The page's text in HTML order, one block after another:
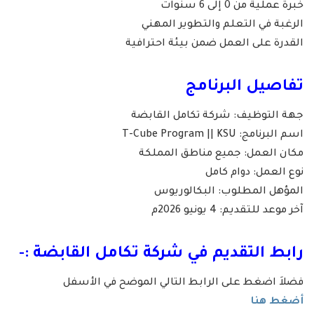
خبرة عملية من 0 إلى 6 سنوات
الرغبة في التعلم والتطوير المهني
القدرة على العمل ضمن بيئة احترافية
تفاصيل البرنامج
جهة التوظيف: شركة تكامل القابضة
اسم البرنامج: T-Cube Program || KSU
مكان العمل: جميع مناطق المملكة
نوع العمل: دوام كامل
المؤهل المطلوب: البكالوريوس
آخر موعد للتقديم: 4 يونيو 2026م
رابط التقديم في شركة تكامل القابضة :-
فضلاَ اضغط على الرابط التالي الموضح في الأسفل
أضغط هنا